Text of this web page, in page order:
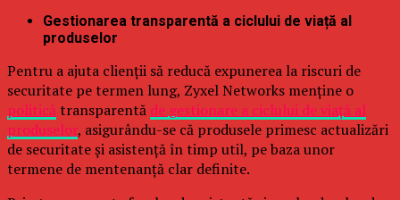
Gestionarea transparentă a ciclului de viață al
produselor
Pentru a ajuta clienții să reducă expunerea la riscuri de
securitate pe termen lung, Zyxel Networks menține o
politică transparentă de gestionare a ciclului de viață al
produselor, asigurându-se că produsele primesc actualizări
de securitate și asistență în timp util, pe baza unor
termene de mentenanță clar definite.